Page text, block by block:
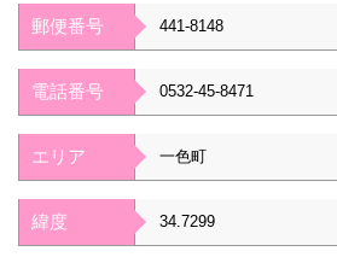
郵便番号 441-8148
電話番号 0532-45-8471
エリア 一色町
緯度 34.7299